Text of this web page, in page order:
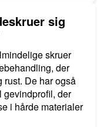
sig
skruer
der
rust. De har også
gevindprofil, der
i hårde materialer